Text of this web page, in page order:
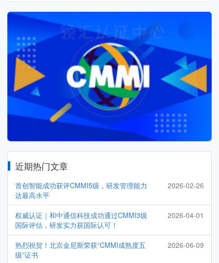
近期热门文章
首创智能成功获评CMMI5级，研发管理能力
达最高水平
2026-02-26
权威认证｜和中通信科技成功通过CMMI3级
国际评估，研发实力获国际认可！
2026-04-01
热烈祝贺！北京金尼斯荣获“CMMI成熟度五
级”证书
2026-06-09